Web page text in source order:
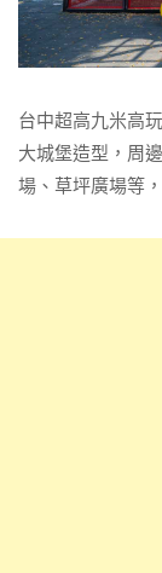
台中超高九米高
大城堡造型，周
場、草坪廣場等